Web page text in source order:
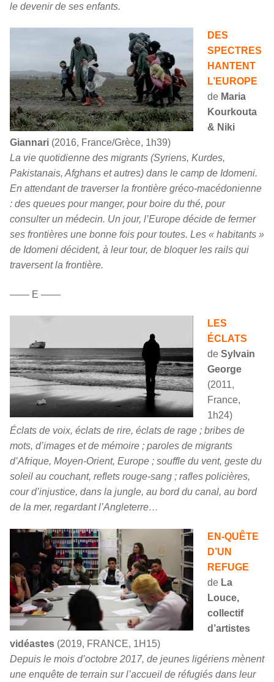
le devenir de ses enfants.
DES
SPECTRES
HANTENT
L’EUROPE
de Maria
Kourkouta
& Niki
Giannari (2016, France/Grèce, 1h39)
La vie quotidienne des migrants (Syriens, Kurdes,
Pakistanais, Afghans et autres) dans le camp de Idomeni.
En attendant de traverser la frontière gréco-macédonienne
: des queues pour manger, pour boire du thé, pour
consulter un médecin. Un jour, l’Europe décide de fermer
ses frontières une bonne fois pour toutes. Les « habitants »
de Idomeni décident, à leur tour, de bloquer les rails qui
traversent la frontière.
—— E ——
LES
ÉCLATS
de Sylvain
George
(2011,
France,
1h24)
Éclats de voix, éclats de rire, éclats de rage ; bribes de
mots, d’images et de mémoire ; paroles de migrants
d’Afrique, Moyen-Orient, Europe ; souffle du vent, geste du
soleil au couchant, reflets rouge-sang ; rafles policières,
cour d’injustice, dans la jungle, au bord du canal, au bord
de la mer, regardant l’Angleterre…
EN-QUÊTE
D’UN
REFUGE
de La
Louce,
collectif
d’artistes
vidéastes (2019, FRANCE, 1H15)
Depuis le mois d’octobre 2017, de jeunes ligériens mènent
une enquête de terrain sur l’accueil de réfugiés dans leur